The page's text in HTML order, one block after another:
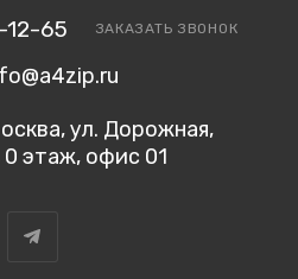
65 ЗАКАЗАТЬ ЗВОНОК
ул. Дорожная,
0 этаж, офис 01